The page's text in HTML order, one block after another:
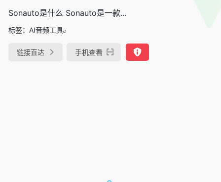
Sonauto是什么 Sonauto是一款...
标签： AI音频工具
链接直达 手机查看